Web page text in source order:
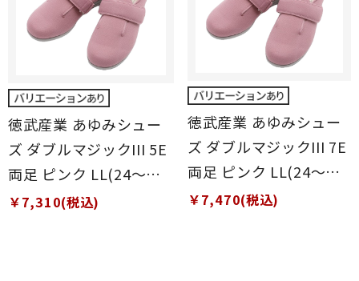
徳武産業 あゆみシュー
ズ ダブルマジックIII 5E
両足 ピンク LL(24～
24.5cm)
￥7,310(税込)
徳武産業 あゆみシュー
ズ ダブルマジックIII 7E
両足 ピンク LL(24～
24.5cm)
￥7,470(税込)